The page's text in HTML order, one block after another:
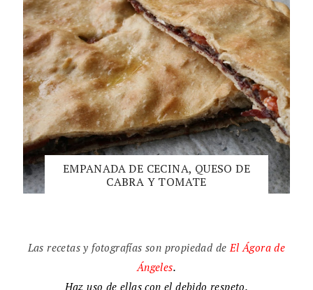
EMPANADA DE CECINA, QUESO DE
CABRA Y TOMATE
Las recetas y fotografías son propiedad de ElÁgora de
Ángeles.
Haz uso de ellas con el debido respeto.